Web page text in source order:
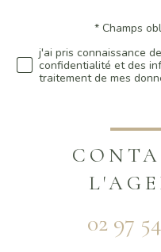
Validation* Champs
j'ai pris connaissance
confidentialité et des
traitement de mes
02 97